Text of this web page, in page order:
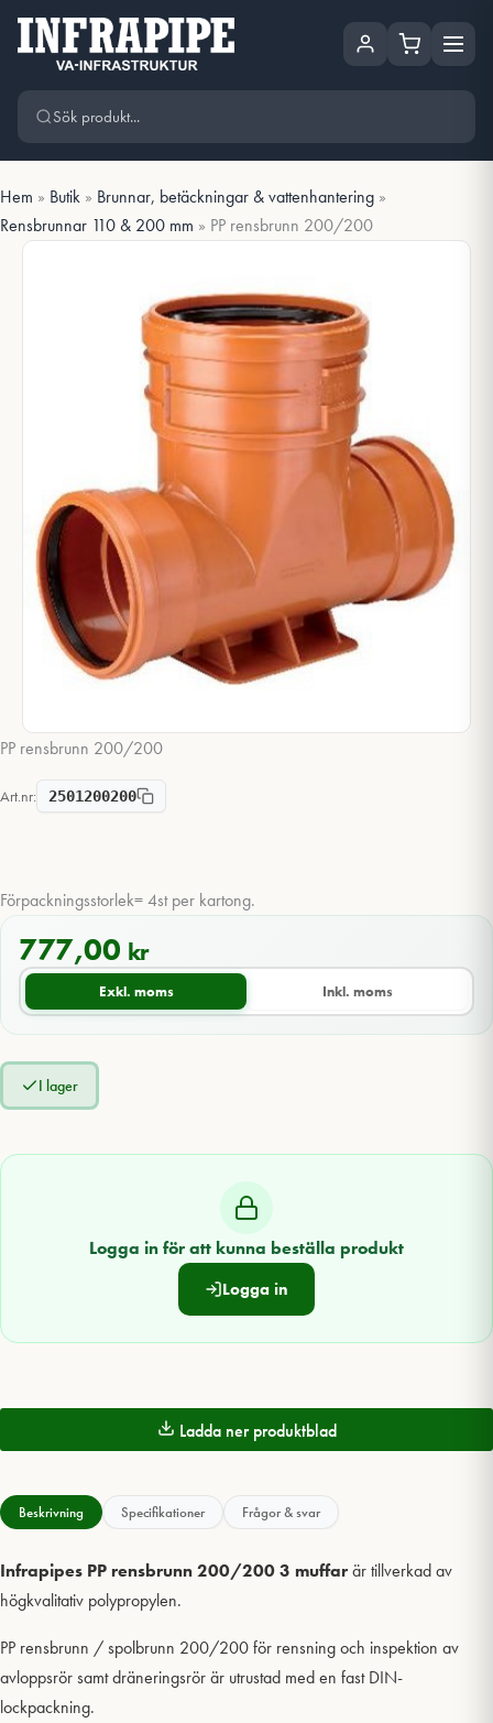
Hoppa
Hoppa till huvudinnehåll
Hem » Butik » Brunnar, betäckningar & vattenhantering »
Rensbrunnar 110 & 200 mm » PP rensbrunn 200/200
PP rensbrunn 200/200
Art.nr: 2501200200
Förpackningsstorlek= 4st per kartong.
777,00 kr
Exkl. moms Inkl. moms
I lager
Logga in för att kunna beställa produkt
Logga in
Ladda ner produktblad
Beskrivning Specifikationer Frågor & svar
Infrapipes PP rensbrunn 200/200 3 muffarär tillverkad av
högkvalitativ polypropylen.
PP rensbrunn / spolbrunn 200/200 för rensning och inspektion av
avloppsrör samt dräneringsrör är utrustad med en fast DIN-
lockpackning.